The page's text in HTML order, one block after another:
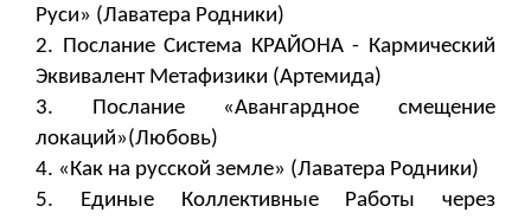
Руси» (Лаватера Родники)
2. Послание Система КРАЙОНА - Кармический
Эквивалент Метафизики (Артемида)
3. Послание «Авангардное смещение
локаций»(Любовь)
4. «Как на русской земле» (Лаватера Родники)
5. Единые Коллективные Работы через